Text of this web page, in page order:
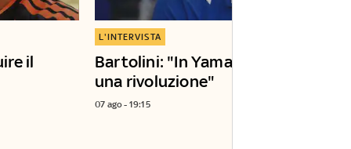
il
Bartolini: "In Yamaha è in corso
una rivoluzione"
L'INTERVISTA
07 ago - 19:15